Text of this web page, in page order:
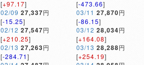
[+97.17]
02/09 27,337円
[-15.25]
02/12 27,547円
[+210.25]
02/13 27,263円
[-284.71]
[-473.66]
03/11 27,870円
[-86.15]
03/12 28,034円
[+164.08]
03/13 28,288円
[+254.19]